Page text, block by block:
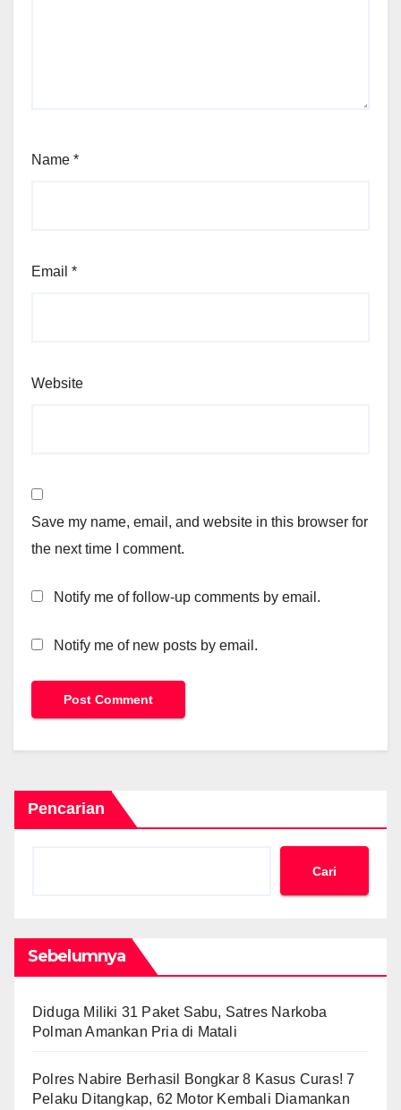
Name *
Email *
Website
Save my name, email, and website in this browser for
the next time I comment.
Notify me of follow-up comments by email.
Notify me of new posts by email.
Pencarian
Cari
Sebelumnya
Diduga Miliki 31 Paket Sabu, Satres Narkoba
Polman Amankan Pria di Matali
Polres Nabire Berhasil Bongkar 8 Kasus Curas! 7
Pelaku Ditangkap, 62 Motor Kembali Diamankan